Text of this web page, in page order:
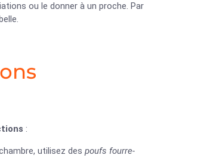
ou le donner à un proche. Par
:
utilisez des poufs fourre-